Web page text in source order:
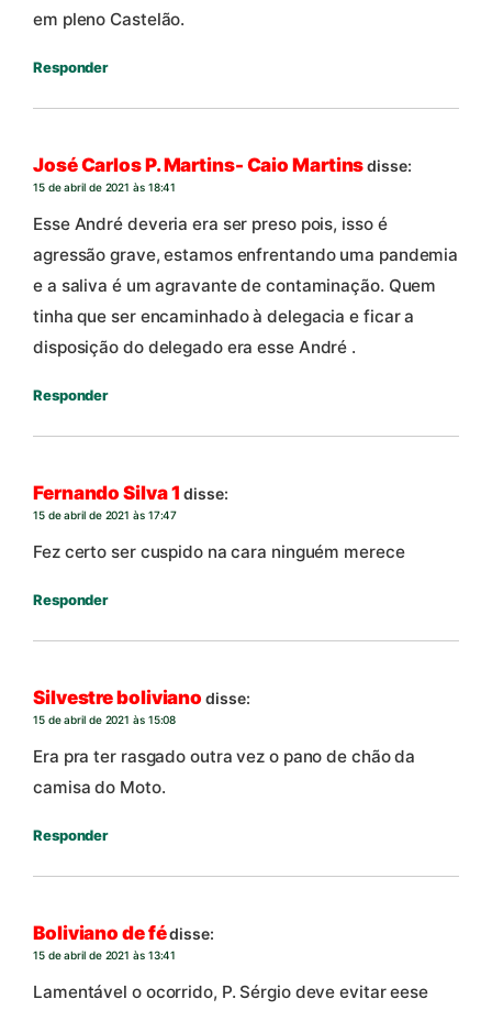
em pleno Castelão.
Responder
José Carlos P. Martins- Caio Martinsdisse:
15 de abril de 2021 às 18:41
Esse André deveria era ser preso pois, isso é
agressão grave, estamos enfrentando uma pandemia
e a saliva é um agravante de contaminação. Quem
tinha que ser encaminhado à delegacia e ficar a
disposição do delegado era esse André .
Responder
Fernando Silva 1 disse:
15 de abril de 2021 às 17:47
Fez certo ser cuspido na cara ninguém merece
Responder
Silvestre boliviano disse:
15 de abril de 2021 às 15:08
Era pra ter rasgado outra vez o pano de chão da
camisa do Moto.
Responder
Boliviano de fédisse:
15 de abril de 2021 às 13:41
Lamentável o ocorrido, P. Sérgio deve evitar eese